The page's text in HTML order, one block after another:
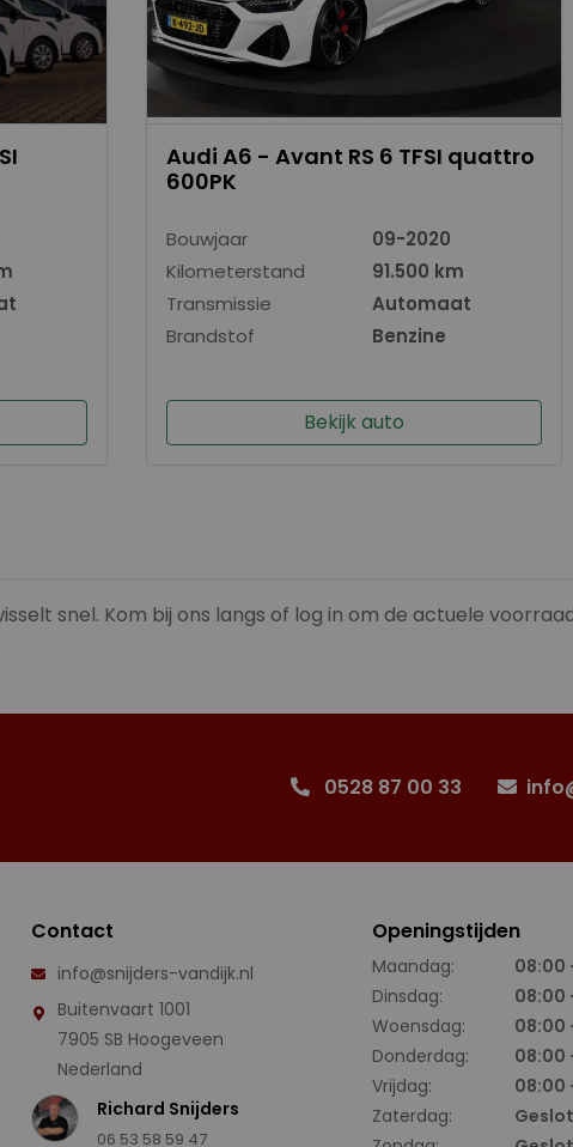
Audi A6 - Avant RS 6 TFSI quattro
600PK
Bouwjaar
09-2020
Kilometerstand
91.500 km
Transmissie
Automaat
Brandstof
Benzine
Bekijk auto
snel. Kom bij ons langs of log in om de actuele
0528 87 00 33
Contact
info@snijders-vandijk.nl
Buitenvaart 1001
7905 SB Hoogeveen
Nederland
Richard Snijders
06 53 58 59 47
Openingstijden
Maandag:
08:00
Dinsdag:
08:00
Woensdag:
08:00
Donderdag:
08:00
Vrijdag:
08:00
Zaterdag: